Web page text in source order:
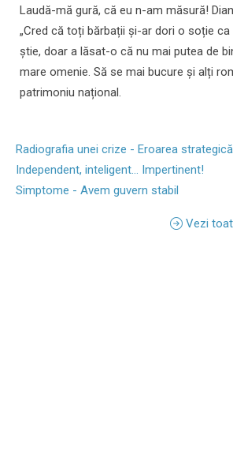
Laudă-mă gură, că eu n-am măsură!
„Cred că toți bărbații și-ar dori o soție ca
știe, doar a lăsat-o că nu mai putea de
mare omenie. Să se mai bucure și alți
patrimoniu național.
Radiografia unei crize - Eroarea
Independent, inteligent... Impertinent!
Simptome - Avem guvern stabil
Vezi